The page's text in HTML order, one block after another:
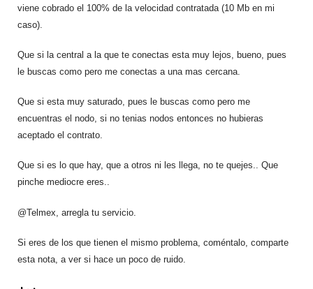
viene cobrado el 100% de la velocidad contratada (10 Mb en mi
caso).
Que si la central a la que te conectas esta muy lejos, bueno, pues
le buscas como pero me conectas a una mas cercana.
Que si esta muy saturado, pues le buscas como pero me
encuentras el nodo, si no tenias nodos entonces no hubieras
aceptado el contrato.
Que si es lo que hay, que a otros ni les llega, no te quejes.. Que
pinche mediocre eres..
@Telmex, arregla tu servicio.
Si eres de los que tienen el mismo problema, coméntalo, comparte
esta nota, a ver si hace un poco de ruido.